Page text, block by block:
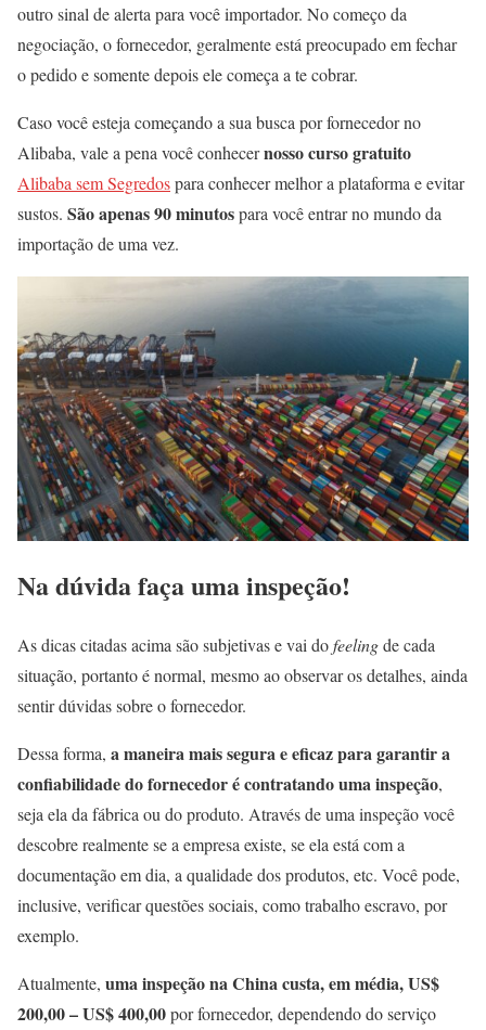
outro sinal de alerta para você importador. No começo da
negociação, o fornecedor, geralmente está preocupado em fechar
o pedido e somente depois ele começa a te cobrar.
Caso você esteja começando a sua busca por fornecedor no
Alibaba, vale a pena você conhecernosso curso gratuito
Alibaba sem Segredospara conhecer melhor a plataforma e evitar
sustos. São apenas 90 minutospara você entrar no mundo da
importação de uma vez.
Na dúvida faça uma inspeção!
As dicas citadas acima são subjetivas e vai dofeelingde cada
situação, portanto é normal, mesmo ao observar os detalhes, ainda
sentir dúvidas sobre o fornecedor.
Dessa forma, a maneira mais segura e eficaz para garantir a
confiabilidade do fornecedor é contratando uma inspeção,
seja ela da fábrica ou do produto. Através de uma inspeção você
descobre realmente se a empresa existe, se ela está com a
documentação em dia, a qualidade dos produtos, etc. Você pode,
inclusive, verificar questões sociais, como trabalho escravo, por
exemplo.
Atualmente, uma inspeção na China custa, em média, US$
200,00 – US$ 400,00por fornecedor, dependendo do serviço